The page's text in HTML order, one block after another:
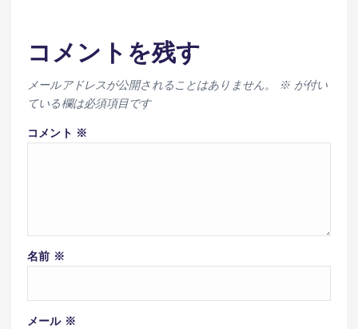
コメントを残す
メールアドレスが公開されることはありません。 ※が付い
ている欄は必須項目です
コメント ※
名前 ※
メール ※